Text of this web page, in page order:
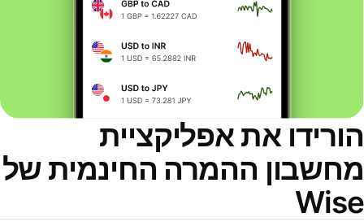
את אפליקציית
ההמרה החינמית של